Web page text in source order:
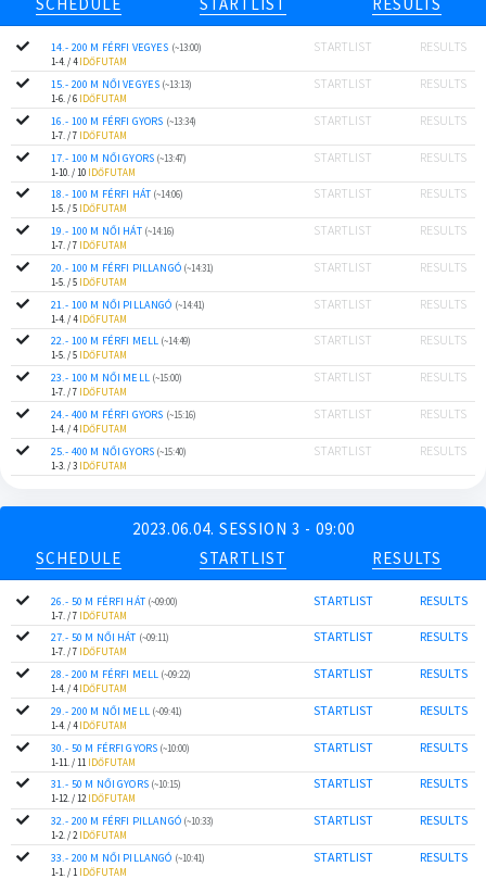
14.- 200 M FÉRFI VEGYES (~13:00)
1-4. / 4IDŐFUTAM
STARTLIST RESULTS
15.- 200 M NŐI VEGYES (~13:13)
1-6. / 6 IDŐFUTAM
STARTLIST RESULTS
16.- 100 M FÉRFI GYORS (~13:34)
1-7. / 7 IDŐFUTAM
STARTLIST RESULTS
17.- 100 M NŐI GYORS (~13:47)
1-10. / 10 IDŐFUTAM
STARTLIST RESULTS
18.- 100 M FÉRFI HÁT (~14:06)
1-5. / 5 IDŐFUTAM
STARTLIST RESULTS
19.- 100 M NŐI HÁT (~14:16)
1-7. / 7 IDŐFUTAM
STARTLIST RESULTS
20.- 100 M FÉRFI PILLANGÓ (~14:31)
1-5. / 5 IDŐFUTAM
STARTLIST RESULTS
21.- 100 M NŐI PILLANGÓ (~14:41)
1-4. / 4IDŐFUTAM
STARTLIST RESULTS
22.- 100 M FÉRFI MELL (~14:49)
1-5. / 5
IDŐFUTAM
STARTLIST RESULTS
23.- 100 M NŐI MELL (~15:00)
1-7. / 7 IDŐFUTAM
STARTLIST RESULTS
24.- 400 M FÉRFI GYORS (~15:16)
1-4. / 4IDŐFUTAM
STARTLIST RESULTS
25.- 400 M NŐI GYORS (~15:40)
1-3. / 3 IDŐFUTAM
STARTLIST RESULTS
2023.06.04. SESSION 3 - 09:00
SCHEDULE
STARTLIST RESULTS
26.- 50 M FÉRFI HÁT (~09:00)
1-7. / 7 IDŐFUTAM
STARTLIST RESULTS
27.- 50 M NŐI HÁT (~09:11)
1-7. / 7 IDŐFUTAM
STARTLIST RESULTS
28.- 200 M FÉRFI MELL (~09:22)
1-4. / 4IDŐFUTAM
STARTLIST RESULTS
29.- 200 M NŐI MELL (~09:41)
1-4. / 4IDŐFUTAM
STARTLIST RESULTS
30.- 50 M FÉRFI GYORS (~10:00)
1-11. / 11 IDŐFUTAM
STARTLIST RESULTS
31.- 50 M NŐI GYORS (~10:15)
1-12. / 12 IDŐFUTAM
STARTLIST RESULTS
32.- 200 M FÉRFI PILLANGÓ (~10:33)
1-2. / 2IDŐFUTAM
STARTLIST RESULTS
33.- 200 M NŐI PILLANGÓ (~10:41)
1-1. / 1 IDŐFUTAM
STARTLIST RESULTS